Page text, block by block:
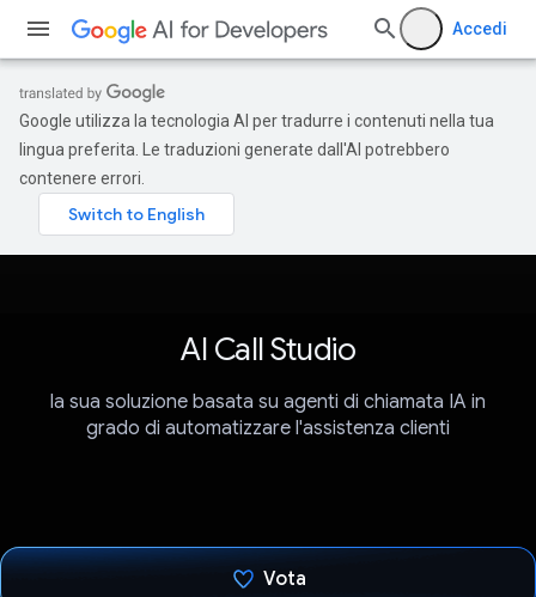
Accedi
Google utilizza la tecnologia AI per tradurre i contenuti nella tua
lingua preferita. Le traduzioni generate dall'AI potrebbero
contenere errori.
AI Call Studio
la sua soluzione basata su agenti di chiamata IA in
grado di automatizzare l'assistenza clienti
Vota